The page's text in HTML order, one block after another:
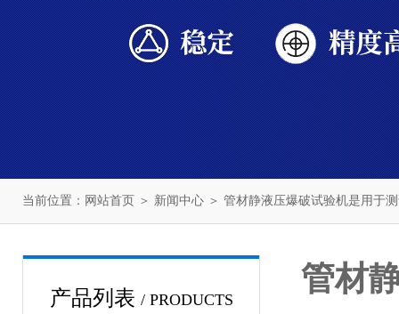
当前位置： 网站首页 ＞ 新闻中心 ＞ 管材静液压爆破试验机是用于
产品列表 / PRODUCTS
管材